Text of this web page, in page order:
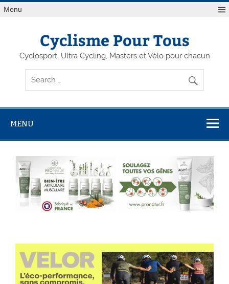
Menu
Cyclisme Pour Tous
Cyclosport, Ultra Cycling, Masters et Vélo pour chacun
MENU